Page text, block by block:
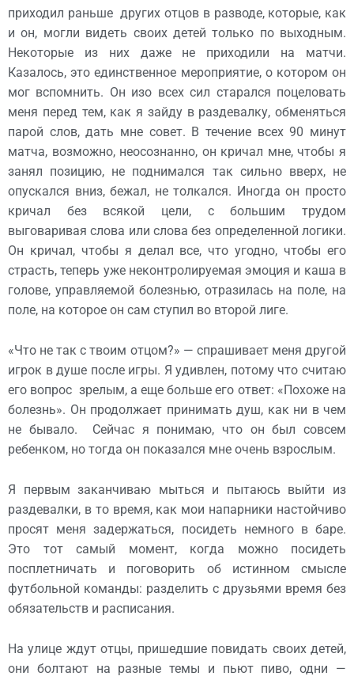
приходил раньше других отцов в разводе, которые, как
и он, могли видеть своих детей только по выходным.
Некоторые из них даже не приходили на матчи.
Казалось, это единственное мероприятие, о котором он
мог вспомнить. Он изо всех сил старался поцеловать
меня перед тем, как я зайду в раздевалку, обменяться
парой слов, дать мне совет. В течение всех 90 минут
матча, возможно, неосознанно, он кричал мне, чтобы я
занял позицию, не поднимался так сильно вверх, не
опускался вниз, бежал, не толкался. Иногда он просто
кричал без всякой цели, с большим трудом
выговаривая слова или слова без определенной логики.
Он кричал, чтобы я делал все, что угодно, чтобы его
страсть, теперь уже неконтролируемая эмоция и каша в
голове, управляемой болезнью, отразилась на поле, на
поле, на которое он сам ступил во второй лиге.
«Что не так с твоим отцом?» — спрашивает меня другой
игрок в душе после игры. Я удивлен, потому что считаю
его вопрос зрелым, а еще больше его ответ: «Похоже на
болезнь». Он продолжает принимать душ, как ни в чем
не бывало. Сейчас я понимаю, что он был совсем
ребенком, но тогда он показался мне очень взрослым.
Я первым заканчиваю мыться и пытаюсь выйти из
раздевалки, в то время, как мои напарники настойчиво
просят меня задержаться, посидеть немного в баре.
Это тот самый момент, когда можно посидеть
посплетничать и поговорить об истинном смысле
футбольной команды: разделить с друзьями время без
обязательств и расписания.
На улице ждут отцы, пришедшие повидать своих детей,
они болтают на разные темы и пьют пиво, одни —